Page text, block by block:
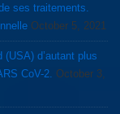
ses traitements.
October 5, 2021
d’autant plus
CoV-2. October 3,